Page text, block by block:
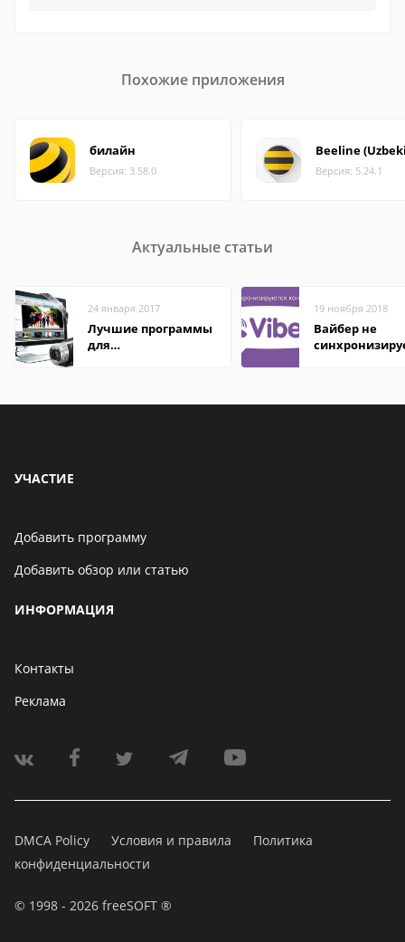
Похожие приложения
билайн
Версия: 3.58.0
Beeline
Версия: 5.24.1
Актуальные статьи
24 января 2017
Лучшие программы
для
19 ноября 2018
Вайбер не
УЧАСТИЕ
Добавить программу
Добавить обзор или статью
ИНФОРМАЦИЯ
Контакты
Реклама
DMCA Policy Условия и правила
Политика
конфиденциальности
© 1998 - 2026 freeSOFT ®